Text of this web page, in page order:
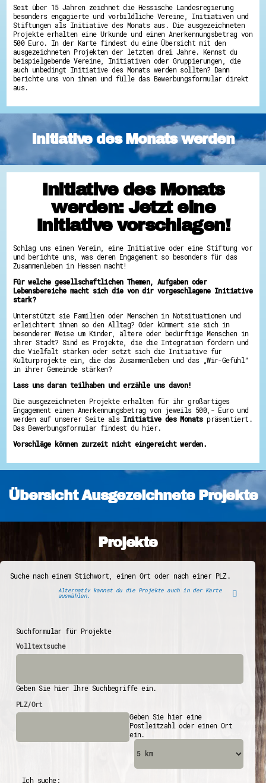
Hessen hilft Ukraine
Zeig uns dein Ehrenamt
Wettbewerb | Trikotwettbewerb
Wettbewerb | 80 Jahre Hessen - Engagement
mit Herz
8 Vereine x 80 Jahre x 1.000 €
Ausgezeichnete Projekte
Gestalte dein Ehrenamt
Ehrenamts-Card Hessen
Engagement-Lotsen
Crowdfunding - Viele schaffen mehr
Förderprogramme
Ehrentag
Freiwilligenmanagement
Hessen engagiert - Digitale Themenabende
Kompetenznachweis Hessen
Zeugnisbeiblatt
Service-Learning
Mach dich schlau
GEMA-Pakt
Di@-Lotsen in Hessen
Flüchtlingshilfe + Integration
Generationsübergreifend aktiv
Qualifizierung & Fortbildung
Stiftungen
Vereine, Spenden, Steuern - Gut zu Wissen
Versicherungsschutz
Wissenswertes rund um dein Ehrenamt
Zahlen, Daten, Fakten aus Hessen
Service
Suche
Downloads
Kontakt
Impressum
Erklärung zur Barrierefreiheit
Seit über 15 Jahren zeichnet die Hessische Landesregierung
besonders engagierte und vorbildliche Vereine, Initiativen und
Stiftungen als Initiative des Monats aus. Die ausgezeichneten
Projekte erhalten eine Urkunde und einen Anerkennungsbetrag von
500 Euro. In der Karte findest du eine Übersicht mit den
ausgezeichneten Projekten der letzten drei Jahre. Kennst du
beispielgebende Vereine, Initiativen oder Gruppierungen, die
auch unbedingt Initiative des Monats werden sollten? Dann
berichte uns von ihnen und fülle das Bewerbungsformular direkt
aus.
Initiative des Monats werden
Initiative des Monats
werden: Jetzt eine
Initiative vorschlagen!
Schlag uns einen Verein, eine Initiative oder eine Stiftung vor
und berichte uns, was deren Engagement so besonders für das
Zusammenleben in Hessen macht!
Für welche gesellschaftlichen Themen, Aufgaben oder
Lebensbereiche macht sich die von dir vorgeschlagene Initiative
stark?
Unterstützt sie Familien oder Menschen in Notsituationen und
erleichtert ihnen so den Alltag? Oder kümmert sie sich in
besonderer Weise um Kinder, ältere oder bedürftige Menschen in
ihrer Stadt? Sind es Projekte, die die Integration fördern und
die Vielfalt stärken oder setzt sich die Initiative für
Kulturprojekte ein, die das Zusammenleben und das „Wir-Gefühl“
in ihrer Gemeinde stärken?
Lass uns daran teilhaben und erzähle uns davon!
Die ausgezeichneten Projekte erhalten für ihr großartiges
Engagement einen Anerkennungsbetrag von jeweils 500,- Euro und
werden auf unserer Seite als Initiative des Monats präsentiert.
Das Bewerbungsformular findest du hier.
Vorschläge können zurzeit nicht eingereicht werden.
Übersicht Ausgezeichnete Projekte
Projekte
Suche nach einem Stichwort, einen Ort oder nach einer PLZ.
Alternativ kannst du die Projekte auch in der Karte
auswählen.
Suchformular für Projekte
Volltextsuche
Geben Sie hier Ihre Suchbegriffe ein.
PLZ/Ort
Geben Sie hier eine
Postleitzahl oder einen Ort
ein.
Ich suche: